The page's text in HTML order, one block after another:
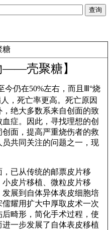
糖
——壳聚糖】
今仍在50%左右，而且Ⅲ°烧
，死亡率更高。死亡原因
，绝大多数系来自创面的致
症。因此，寻找理想的创
面，提高严重烧伤者的救
共同关注的问题之一，现
已从传统的邮票皮片移
皮片移植、微粒皮片移
展到自体异体表皮细胞培
耀用扩大中厚取皮术一次
畸形，简化手术过程，使
一步发展了自体表皮移植